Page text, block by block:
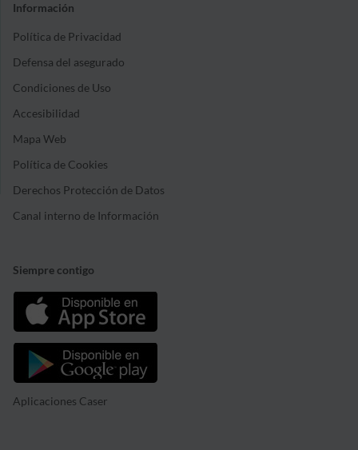
Información
Política de Privacidad
Defensa del asegurado
Condiciones de Uso
Accesibilidad
Mapa Web
Política de Cookies
Derechos Protección de Datos
Canal interno de Información
Siempre contigo
Aplicaciones Caser